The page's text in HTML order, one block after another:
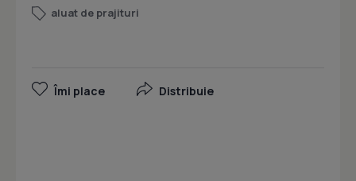
aluat de prajituri
Îmi place Distribuie